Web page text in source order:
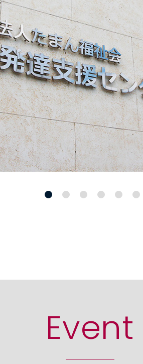
Event